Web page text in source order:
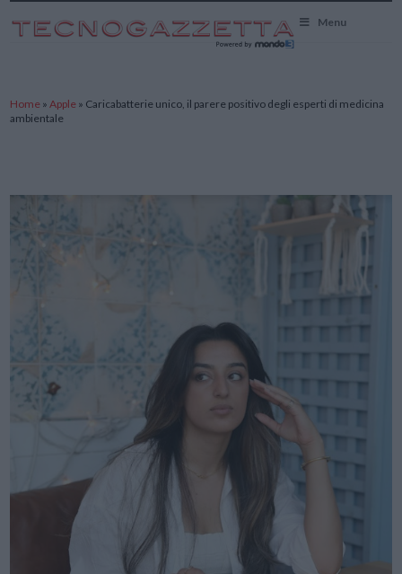
Menu
Home »Apple » Caricabatterie unico, il parere positivo degli esperti di medicina
ambientale